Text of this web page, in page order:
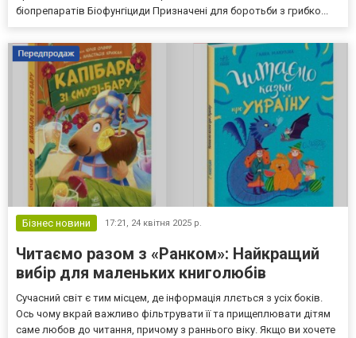
біопрепаратів Біофунгіциди Призначені для боротьби з грибко...
Бізнес новини 17:21, 24 квітня 2025 р.
Читаємо разом з «Ранком»: Найкращий
вибір для маленьких книголюбів
Сучасний світ є тим місцем, де інформація ллється з усіх боків.
Ось чому вкрай важливо фільтрувати її та прищеплювати дітям
саме любов до читання, причому з раннього віку. Якщо ви хочете